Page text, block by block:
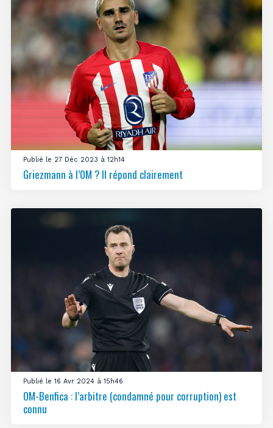
Publié le 27 Déc 2023 à 12h14
Griezmann à l’OM ? Il répond clairement
Publié le 16 Avr 2024 à 15h46
OM-Benfica : l’arbitre (condamné pour corruption) est
connu